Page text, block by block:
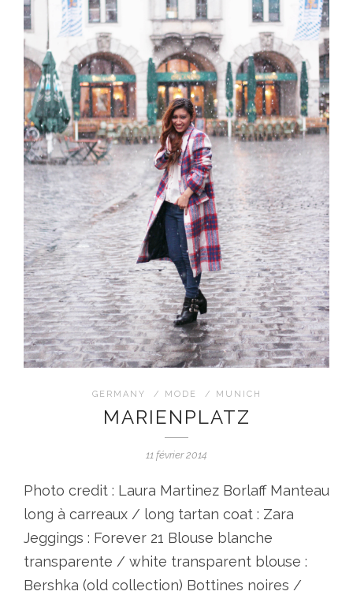
GERMANY / MODE / MUNICH
MARIENPLATZ
11 février 2014
Photo credit : Laura Martinez Borlaff Manteau
long à carreaux / long tartan coat : Zara
Jeggings : Forever 21 Blouse blanche
transparente / white transparent blouse :
Bershka (old collection) Bottines noires /